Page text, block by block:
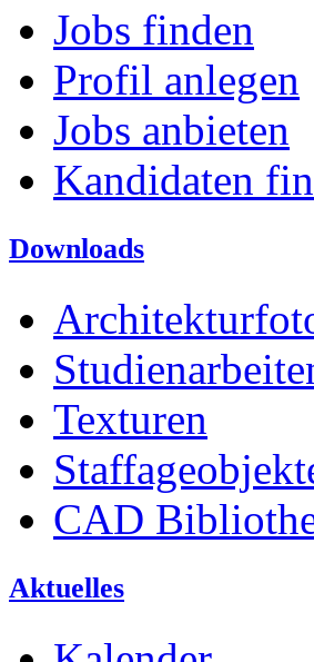
Jobs finden
Profil anlegen
Jobs anbieten
Kandidaten
Downloads
Texturen
CAD
Aktuelles